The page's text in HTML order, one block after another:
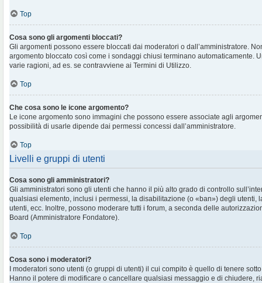
Top
Cosa sono gli argomenti bloccati?
Gli argomenti possono essere bloccati dai moderatori o dall’amministratore.
argomento bloccato così come i sondaggi chiusi terminano automaticamente.
varie ragioni, ad es. se contravviene ai Termini di Utilizzo.
Top
Che cosa sono le icone argomento?
Le icone argomento sono immagini che possono essere associate agli
possibilità di usarle dipende dai permessi concessi dall’amministratore.
Top
Livelli e gruppi di utenti
Cosa sono gli amministratori?
Gli amministratori sono gli utenti che hanno il più alto grado di controllo
qualsiasi elemento, inclusi i permessi, la disabilitazione (o «ban») degli utenti,
utenti, ecc. Inoltre, possono moderare tutti i forum, a seconda delle
Board (Amministratore Fondatore).
Top
Cosa sono i moderatori?
I moderatori sono utenti (o gruppi di utenti) il cui compito è quello di tenere
Hanno il potere di modificare o cancellare qualsiasi messaggio e di chiudere,